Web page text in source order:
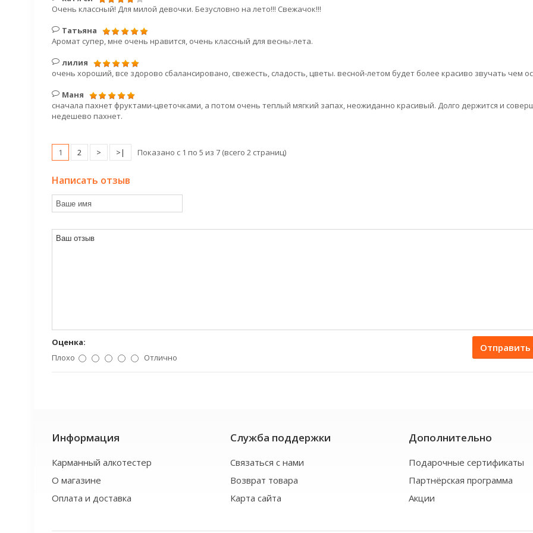
Очень классный! Для милой девочки. Безусловно на лето!!! Свежачок!!!
Татьяна
Аромат супер, мне очень нравится, очень классный для весны-лета.
лилия
очень хороший, все здорово сбалансировано, свежесть, сладость, цветы. весной-летом будет более красиво звучать чем
Маня
сначала пахнет фруктами-цветочками, а потом очень теплый мягкий запах, неожиданно красивый. Долго держится и
недешево пахнет.
1 2 > >| Показано с 1 по 5 из 7 (всего 2 страниц)
Написать отзыв
Оценка:
Плохо
Отлично
Информация
Карманный алкотестер
О магазине
Оплата и доставка
Служба поддержки
Связаться с нами
Возврат товара
Карта сайта
Дополнительно
Подарочные сертификаты
Партнёрская программа
Акции